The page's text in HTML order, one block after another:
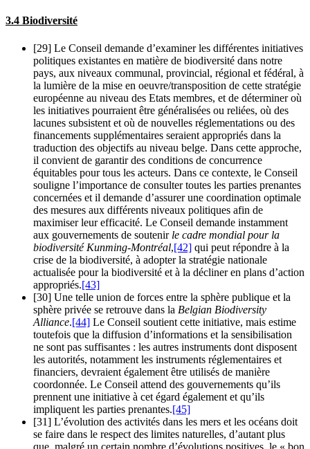
3.4 Biodiversité
[29] Le Conseil demande d’examiner les différentes initiatives
politiques existantes en matière de biodiversité dans notre
pays, aux niveaux communal, provincial, régional et fédéral, à
la lumière de la mise en oeuvre/transposition de cette stratégie
européenne au niveau des Etats membres, et de déterminer où
les initiatives pourraient être généralisées ou reliées, où des
lacunes subsistent et où de nouvelles réglementations ou des
financements supplémentaires seraient appropriés dans la
traduction des objectifs au niveau belge. Dans cette approche,
il convient de garantir des conditions de concurrence
équitables pour tous les acteurs. Dans ce contexte, le Conseil
souligne l’importance de consulter toutes les parties prenantes
concernées et il demande d’assurer une coordination optimale
des mesures aux différents niveaux politiques afin de
maximiser leur efficacité. Le Conseil demande instamment
aux gouvernements de soutenir le cadre mondial pour la
biodiversité Kunming-Montréal,[42] qui peut répondre à la
crise de la biodiversité, à adopter la stratégie nationale
actualisée pour la biodiversité et à la décliner en plans d’action
appropriés.[43]
[30] Une telle union de forces entre la sphère publique et la
sphère privée se retrouve dans la Belgian Biodiversity
Alliance.[44] Le Conseil soutient cette initiative, mais estime
toutefois que la diffusion d’informations et la sensibilisation
ne sont pas suffisantes : les autres instruments dont disposent
les autorités, notamment les instruments réglementaires et
financiers, devraient également être utilisés de manière
coordonnée. Le Conseil attend des gouvernements qu’ils
prennent une initiative à cet égard également et qu’ils
impliquent les parties prenantes.[45]
[31] L’évolution des activités dans les mers et les océans doit
se faire dans le respect des limites naturelles, d’autant plus
que, malgré un certain nombre d’évolutions positives, le « bon